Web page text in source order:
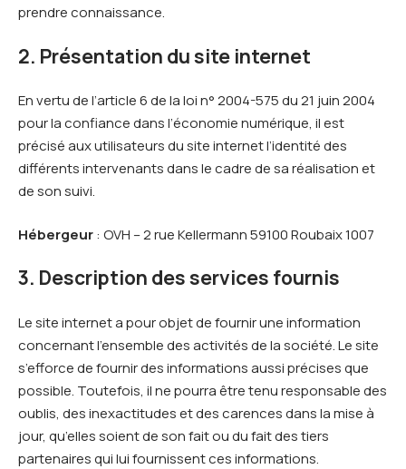
prendre connaissance.
2. Présentation du site internet
En vertu de l’article 6 de la loi n° 2004-575 du 21 juin 2004
pour la confiance dans l’économie numérique, il est
précisé aux utilisateurs du site internet l’identité des
différents intervenants dans le cadre de sa réalisation et
de son suivi.
Hébergeur: OVH – 2 rue Kellermann 59100 Roubaix 1007
3. Description des services fournis
Le site internet a pour objet de fournir une information
concernant l’ensemble des activités de la société. Le site
s’efforce de fournir des informations aussi précises que
possible. Toutefois, il ne pourra être tenu responsable des
oublis, des inexactitudes et des carences dans la mise à
jour, qu’elles soient de son fait ou du fait des tiers
partenaires qui lui fournissent ces informations.